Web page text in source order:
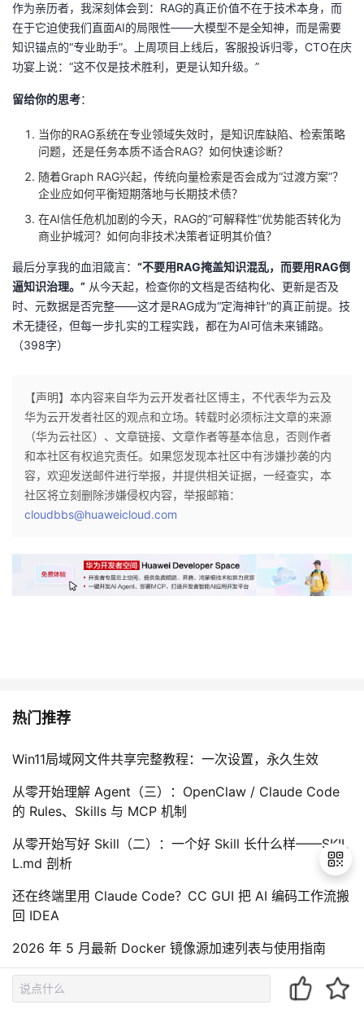
作为亲历者，我深刻体会到：RAG的真正价值不在于技术本身，而
在于它迫使我们直面AI的局限性——大模型不是全知神，而是需要
知识锚点的“专业助手”。上周项目上线后，客服投诉归零，CTO在庆
功宴上说：“这不仅是技术胜利，更是认知升级。”
留给你的思考：
当你的RAG系统在专业领域失效时，是知识库缺陷、检索策略
问题，还是任务本质不适合RAG？如何快速诊断？
随着Graph RAG兴起，传统向量检索是否会成为“过渡方案”？
企业应如何平衡短期落地与长期技术债？
在AI信任危机加剧的今天，RAG的“可解释性”优势能否转化为
商业护城河？如何向非技术决策者证明其价值？
最后分享我的血泪箴言： “不要用RAG掩盖知识混乱，而要用RAG倒
逼知识治理。” 从今天起，检查你的文档是否结构化、更新是否及
时、元数据是否完整——这才是RAG成为“定海神针”的真正前提。技
术无捷径，但每一步扎实的工程实践，都在为AI可信未来铺路。
（398字）
【声明】本内容来自华为云开发者社区博主，不代表华为云及
华为云开发者社区的观点和立场。转载时必须标注文章的来源
（华为云社区）、文章链接、文章作者等基本信息，否则作者
和本社区有权追究责任。如果您发现本社区中有涉嫌抄袭的内
容，欢迎发送邮件进行举报，并提供相关证据，一经查实，本
社区将立刻删除涉嫌侵权内容，举报邮箱：
cloudbbs@huaweicloud.com
热门推荐
Win11局域网文件共享完整教程：一次设置，永久生效
从零开始理解 Agent（三）：OpenClaw / Claude Code
的 Rules、Skills 与 MCP 机制
从零开始写好 Skill（二）：一个好 Skill 长什么样——SKIL
L.md 剖析
还在终端里用 Claude Code？CC GUI 把 AI 编码工作流搬
回 IDEA
2026 年 5 月最新 Docker 镜像源加速列表与使用指南